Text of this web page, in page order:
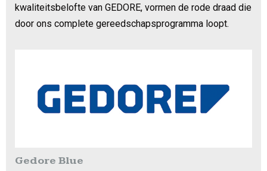
kwaliteitsbelofte van GEDORE, vormen de rode draad die
door ons complete gereedschapsprogramma loopt.
Gedore Blue